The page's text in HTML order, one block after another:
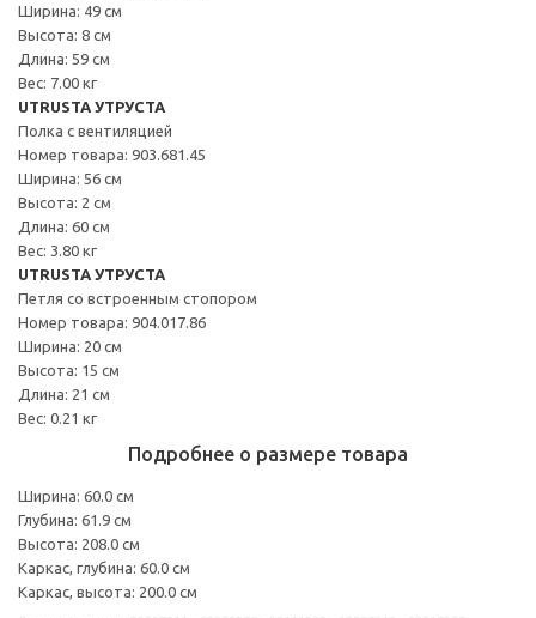
Ширина: 49 см
Высота: 8 см
Длина: 59 см
Вес: 7.00 кг
UTRUSTA УТРУСТА
Полка с вентиляцией
Номер товара: 903.681.45
Ширина: 56 см
Высота: 2 см
Длина: 60 см
Вес: 3.80 кг
UTRUSTA УТРУСТА
Петля со встроенным стопором
Номер товара: 904.017.86
Ширина: 20 см
Высота: 15 см
Длина: 21 см
Вес: 0.21 кг
Подробнее о размере товара
Ширина: 60.0 см
Глубина: 61.9 см
Высота: 208.0 см
Каркас, глубина: 60.0 см
Каркас, высота: 200.0 см